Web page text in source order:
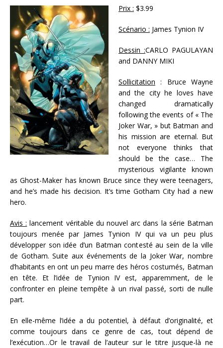
Prix : $3.99
Scénario : James Tynion IV
Dessin :CARLO PAGULAYAN
and DANNY MIKI
Sollicitation : Bruce Wayne
and the city he loves have
changed dramatically
following the events of « The
Joker War, » but Batman and
his mission are eternal. But
not everyone thinks that
should be the case… The
mysterious vigilante known
as Ghost-Maker has known Bruce since they were teenagers,
and he’s made his decision. It’s time Gotham City had a new
hero.
Avis : lancement véritable du nouvel arc dans la série Batman
toujours menée par James Tynion IV qui va un peu plus
développer son idée d’un Batman contesté au sein de la ville
de Gotham. Suite aux événements de la Joker War, nombre
d’habitants en ont un peu marre des héros costumés, Batman
en tête. Et l’idée de Tynion IV est, apparemment, de le
confronter en pleine tempête à un rival passé, sorti de nulle
part.
En elle-même l’idée a du potentiel, à défaut d’originalité, et
comme toujours dans ce genre de cas, tout dépend de
l’exécution…Or le travail de l’auteur sur le titre jusque-là ne